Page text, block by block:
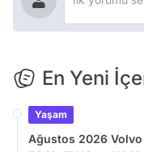
En Yeni
Yaşam
Ağustos 2026 Volvo